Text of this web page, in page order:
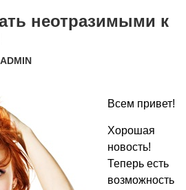
неотразимыми к
ADMIN
Всем привет!
Хорошая
новость!
Теперь есть
возможность